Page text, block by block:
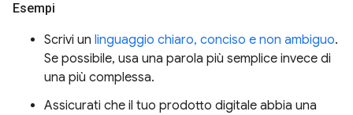
Esempi
Scrivi un linguaggio chiaro, conciso e non ambiguo.
Se possibile, usa una parola più semplice invece di
una più complessa.
Assicurati che il tuo prodotto digitale abbia una